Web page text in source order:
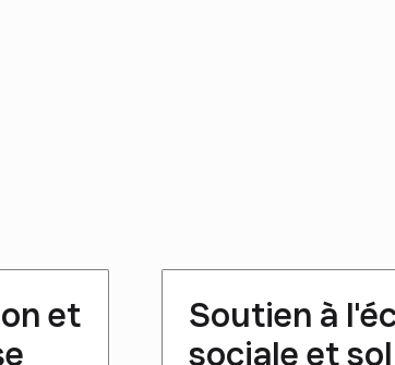
et
Soutien à
sociale et